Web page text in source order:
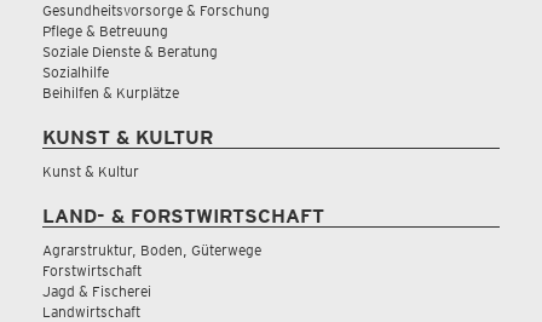
Gesundheitsvorsorge & Forschung
Pflege & Betreuung
Soziale Dienste & Beratung
Sozialhilfe
Beihilfen & Kurplätze
KUNST & KULTUR
Kunst & Kultur
LAND- & FORSTWIRTSCHAFT
Agrarstruktur, Boden, Güterwege
Forstwirtschaft
Jagd & Fischerei
Landwirtschaft